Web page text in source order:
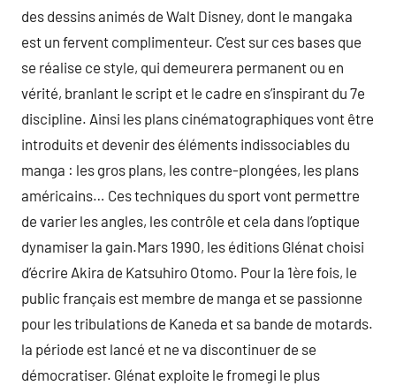
des dessins animés de Walt Disney, dont le mangaka
est un fervent complimenteur. C’est sur ces bases que
se réalise ce style, qui demeurera permanent ou en
vérité, branlant le script et le cadre en s’inspirant du 7e
discipline. Ainsi les plans cinématographiques vont être
introduits et devenir des éléments indissociables du
manga : les gros plans, les contre-plongées, les plans
américains… Ces techniques du sport vont permettre
de varier les angles, les contrôle et cela dans l’optique
dynamiser la gain.Mars 1990, les éditions Glénat choisi
d’écrire Akira de Katsuhiro Otomo. Pour la 1ère fois, le
public français est membre de manga et se passionne
pour les tribulations de Kaneda et sa bande de motards.
la période est lancé et ne va discontinuer de se
démocratiser. Glénat exploite le fromegi le plus